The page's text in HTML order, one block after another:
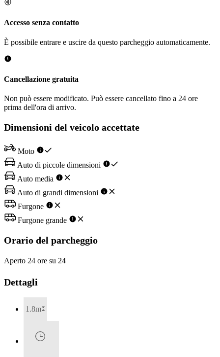
Accesso senza contatto
È possibile entrare e uscire da questo parcheggio automaticamente.
Cancellazione gratuita
Non può essere modificato. Può essere cancellato fino a 24 ore
prima dell'ora di arrivo.
Dimensioni del veicolo accettate
Moto
Auto di piccole dimensioni
Auto media
Auto di grandi dimensioni
Furgone
Furgone grande
Orario del parcheggio
Aperto 24 ore su 24
Dettagli
1.8m